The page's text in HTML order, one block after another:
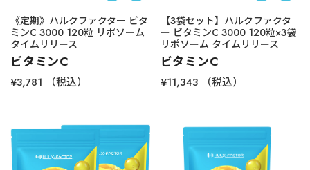
《定期》ハルクファクター ビタ
ミンC 3000 120粒 リポソーム
タイムリリース
ビタミンC
¥3,781 （税込）
【3袋セット】ハルクファクタ
ー ビタミンC 3000 120粒×3袋
リポソーム タイムリリース
ビタミンC
¥11,343 （税込）